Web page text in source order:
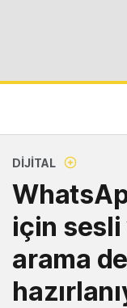
DIJITAL
için
arama